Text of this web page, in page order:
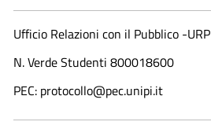
Ufficio Relazioni con il Pubblico -URP
N. Verde Studenti 800018600​
PEC: protocollo@pec.unipi.it